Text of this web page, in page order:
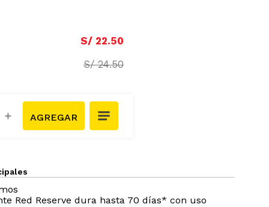
S/ 22.50
S/ 24.50
＋
Red Reserve dura hasta 70 días* con uso